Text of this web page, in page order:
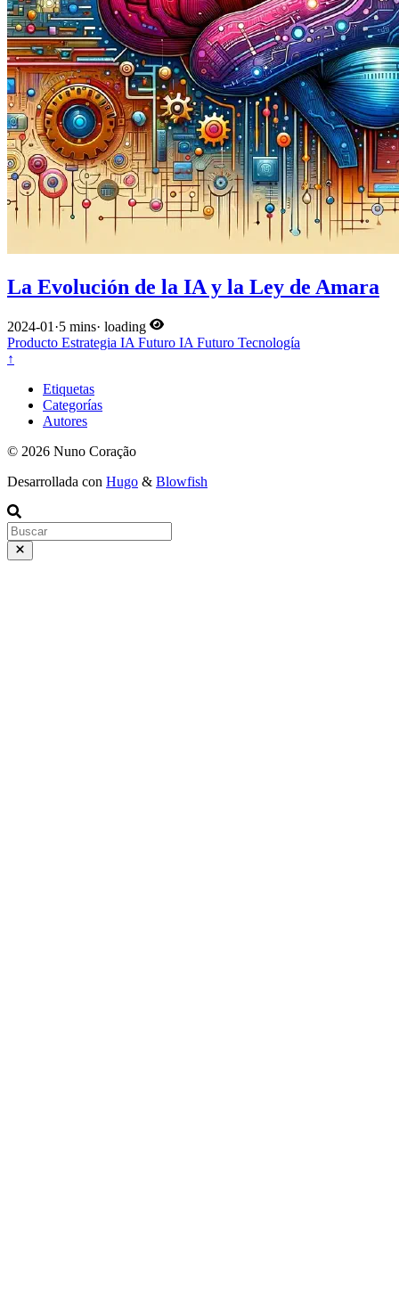
La Evolución de la IA y la Ley de Amara
2024-01 ·5 mins· loading
Producto Estrategia IA Futuro IA Futuro Tecnología
↑
Etiquetas
Categorías
Autores
© 2026 Nuno Coração
Desarrollada con Hugo & Blowfish